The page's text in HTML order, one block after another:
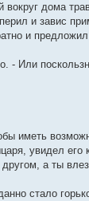
вокруг дома
и завис
и
- Или
иметь
увидел его
другом, а ты
стало